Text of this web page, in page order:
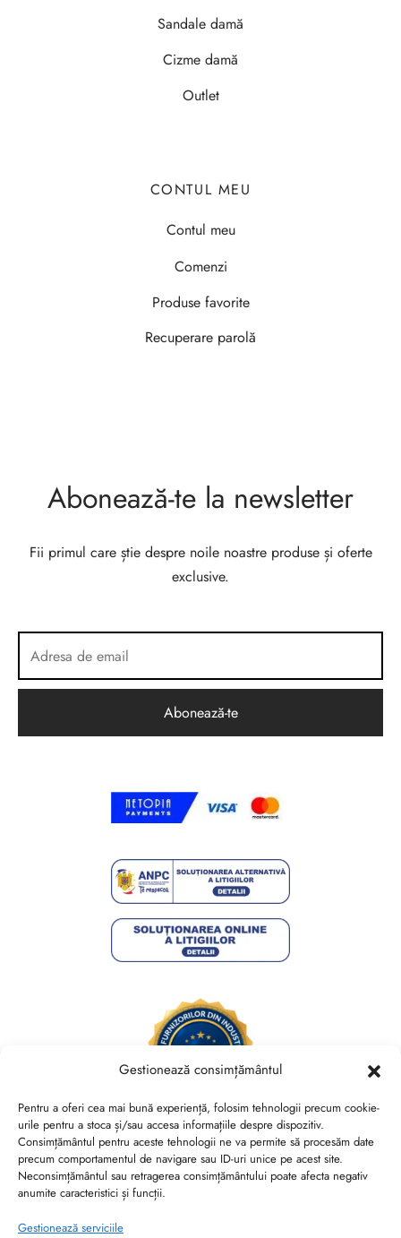
Gestionează consimțământul
Pentru a oferi cea mai bună experiență, folosim tehnologii precum cookie-
urile pentru a stoca și/sau accesa informațiile despre dispozitiv.
Consimțământul pentru aceste tehnologii ne va permite să procesăm date
precum comportamentul de navigare sau ID-uri unice pe acest site.
Neconsimțământul sau retragerea consimțământului poate afecta negativ
anumite caracteristici și funcții.
Gestionează serviciile
Sandale damă
Cizme damă
Outlet
CONTUL MEU
Contul meu
Comenzi
Produse favorite
Recuperare parolă
Abonează-te la newsletter
Fii primul care știe despre noile noastre produse și oferte
exclusive.
Brides Shoes By Veronesse S.R.L.
RO44730767, J40/13882/2021, Cod CAEN 1520
Str. Nicolae Canea, Nr. 53, Sector 2, Bucuresti